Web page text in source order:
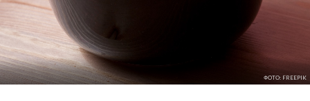
ФОТО: FREEPIK